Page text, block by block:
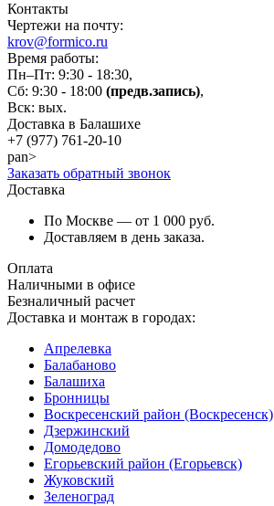
Контакты
Чертежи на почту:
krov@formico.ru
Время работы:
Пн–Пт: 9:30 - 18:30,
Сб: 9:30 - 18:00 (предв.запись),
Вск: вых.
Доставка в Балашихе
+7 (977) 761-20-10
pan>
Заказать обратный звонок
Доставка
По Москве — от 1 000 руб.
Доставляем в день заказа.
Оплата
Наличными в офисе
Безналичный расчет
Доставка и монтаж в городах:
Апрелевка
Балабаново
Балашиха
Бронницы
Воскресенский район (Воскресенск)
Дзержинский
Домодедово
Егорьевский район (Егорьевск)
Жуковский
Зеленоград